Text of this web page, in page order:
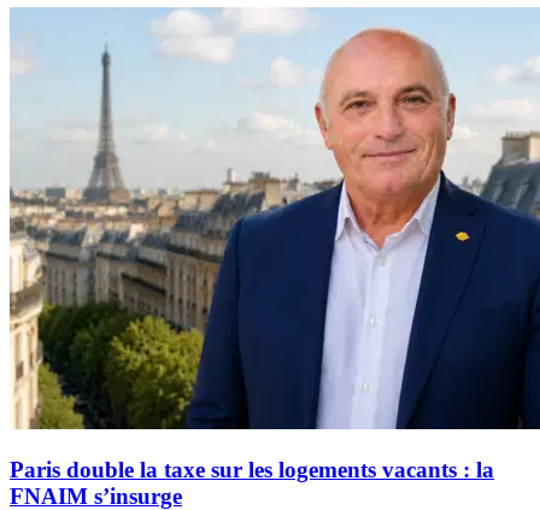
Paris double la taxe sur les logements vacants : la
FNAIM s’insurge